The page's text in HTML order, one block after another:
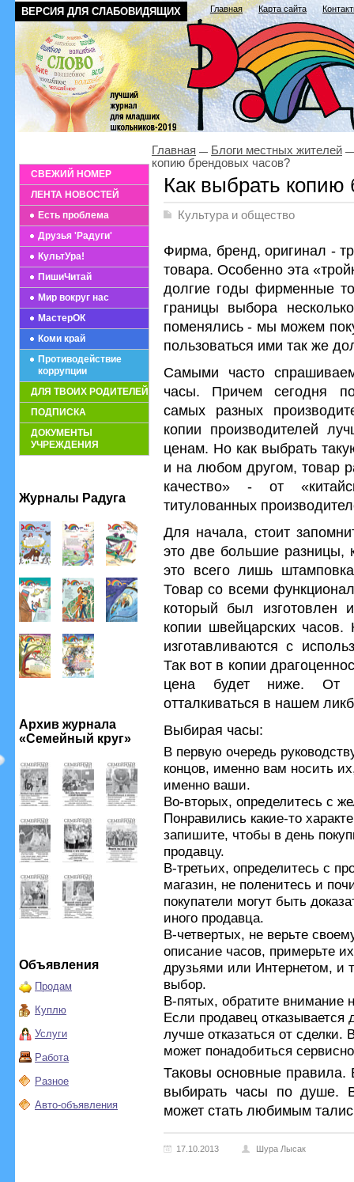
ВЕРСИЯ ДЛЯ СЛАБОВИДЯЩИХ Главная Карта сайта
СВЕЖИЙ НОМЕР
ЛЕНТА НОВОСТЕЙ
Есть проблема
Друзья 'Радуги'
КультУра!
ПишиЧитай
Мир вокруг нас
МастерОК
Коми край
Противодействие
коррупции
ДЛЯ ТВОИХ РОДИТЕЛЕЙ
ПОДПИСКА
ДОКУМЕНТЫ
УЧРЕЖДЕНИЯ
Журналы Радуга
Архив журнала
«Семейный круг»
Объявления
Продам
Куплю
Услуги
Работа
Разное
Авто-объявления
Главная
Блоги местных жителей
копию брендовых часов?
Как выбрать копию
Культура и общество
Фирма, бренд, оригинал -
товара. Особенно эта
долгие годы фирменные
границы выбора
поменялись - мы можем
пользоваться ими так же
Самыми часто
часы. Причем сегодня
самых разных
копии производителей
ценам. Но как выбрать
и на любом другом, товар
качество» - от
титулованных
Для начала, стоит
это две большие разницы,
это всего лишь
Товар со всеми
который был изготовлен
копии швейцарских
изготавливаются с
Так вот в копии
цена будет ниже. От
отталкиваться в нашем
Выбирая часы:
В первую очередь
концов, именно вам носить
именно ваши.
Во-вторых, определитесь с
Понравились какие-то
запишите, чтобы в день
продавцу.
В-третьих, определитесь с
магазин, не поленитесь и
покупатели могут быть
иного продавца.
В-четвертых, не верьте
описание часов, примерьте
друзьями или Интернетом, и
выбор.
В-пятых, обратите внимание
Если продавец отказывается
лучше отказаться от сделки.
может понадобиться
Таковы основные правила.
выбирать часы по душе.
может стать любимым
17.10.2013 Шура Лысак